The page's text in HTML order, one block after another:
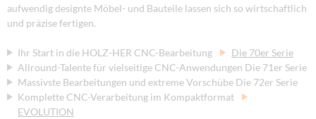
aufwendig designte Möbel- und Bauteile lassen sich so wirtschaftlich
und präzise fertigen.
Ihr Start in die HOLZ-HER CNC-Bearbeitung
Die 70er Serie
Allround-Talente für vielseitige CNC-Anwendungen Die 71er Serie
Massivste Bearbeitungen und extreme Vorschübe Die 72er Serie
Komplette CNC-Verarbeitung im Kompaktformat
EVOLUTION